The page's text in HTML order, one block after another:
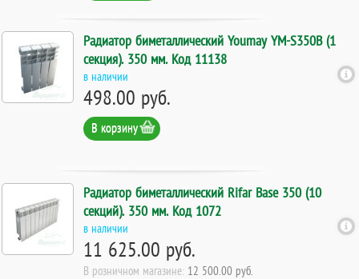
Радиатор биметаллический Youmay YM-S350B (1
секция). 350 мм. Код 11138
в наличии
498.00 руб.
В корзину
Радиатор биметаллический Rifar Base 350 (10
секций). 350 мм. Код 1072
в наличии
11 625.00 руб.
В розничном магазине: 12 500.00 руб.